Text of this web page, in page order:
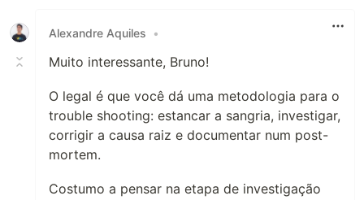
Alexandre Aquiles
•
Muito interessante, Bruno!
O legal é que você dá uma metodologia para o
trouble shooting: estancar a sangria, investigar,
corrigir a causa raiz e documentar num post-
mortem.
Costumo a pensar na etapa de investigação